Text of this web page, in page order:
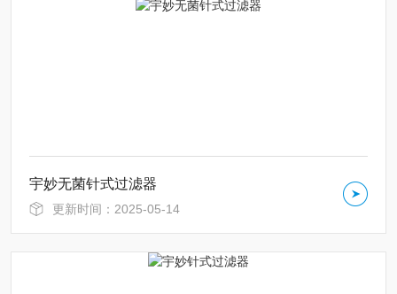
宇妙无菌针式过滤器
更新时间：2025-05-14